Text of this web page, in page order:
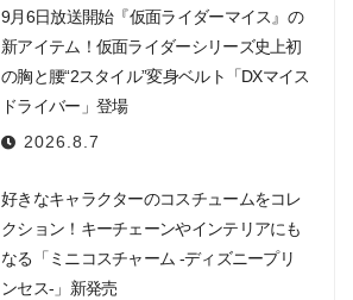
9月6日放送開始『仮面ライダーマイス』の
新アイテム！仮面ライダーシリーズ史上初
の胸と腰“2スタイル”変身ベルト「DXマイス
ドライバー」登場
2026.8.7
好きなキャラクターのコスチュームをコレ
クション！キーチェーンやインテリアにも
なる「ミニコスチャーム -ディズニープリ
ンセス-」新発売